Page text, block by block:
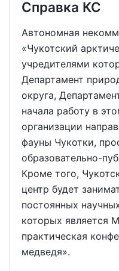
Справка КС
Автономная
«Чукотский
учредителями
Департамент
округа,
начала работу в
организации
фауны Чукотки,
образовательно-
Кроме того,
центр будет
постоянных
которых является
практическая
медведя».